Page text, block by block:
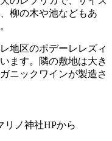
柳の木や池などもあ
地区のポデーレレズィ
ます。隣の敷地は大き
ニックワインが製造さ
リノ神社HPから